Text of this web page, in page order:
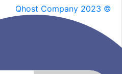
Qhost Company 2023 ©